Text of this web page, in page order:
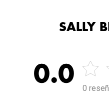
SALLY
0.0
0